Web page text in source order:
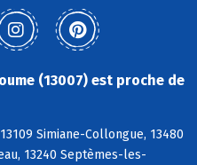
(13007) est proche de
Simiane-Collongue, 13480
13240 Septèmes-les-